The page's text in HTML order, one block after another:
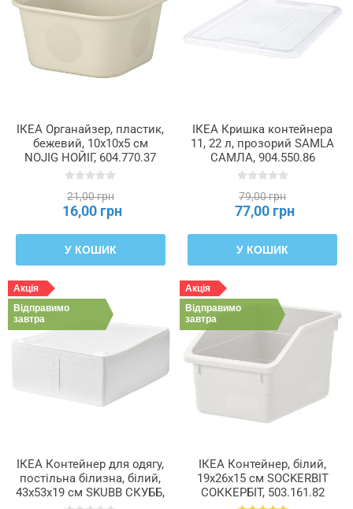
ІКЕА Органайзер, пластик,
бежевий, 10x10x5 см
NOJIG НОЙІГ, 604.770.37
21,00 грн
16,00 грн
У КОШИК
ІКЕА Кришка контейнера
11, 22 л, прозорий SAMLA
САМЛА, 904.550.86
79,00 грн
77,00 грн
У КОШИК
Акція
Відправимо
завтра
ІКЕА Контейнер для одягу,
постільна білизна, білий,
43x53x19 см SKUBB СКУББ,
Акція
Відправимо
завтра
ІКЕА Контейнер, білий,
19x26x15 см SOCKERBIT
СОККЕРБІТ, 503.161.82